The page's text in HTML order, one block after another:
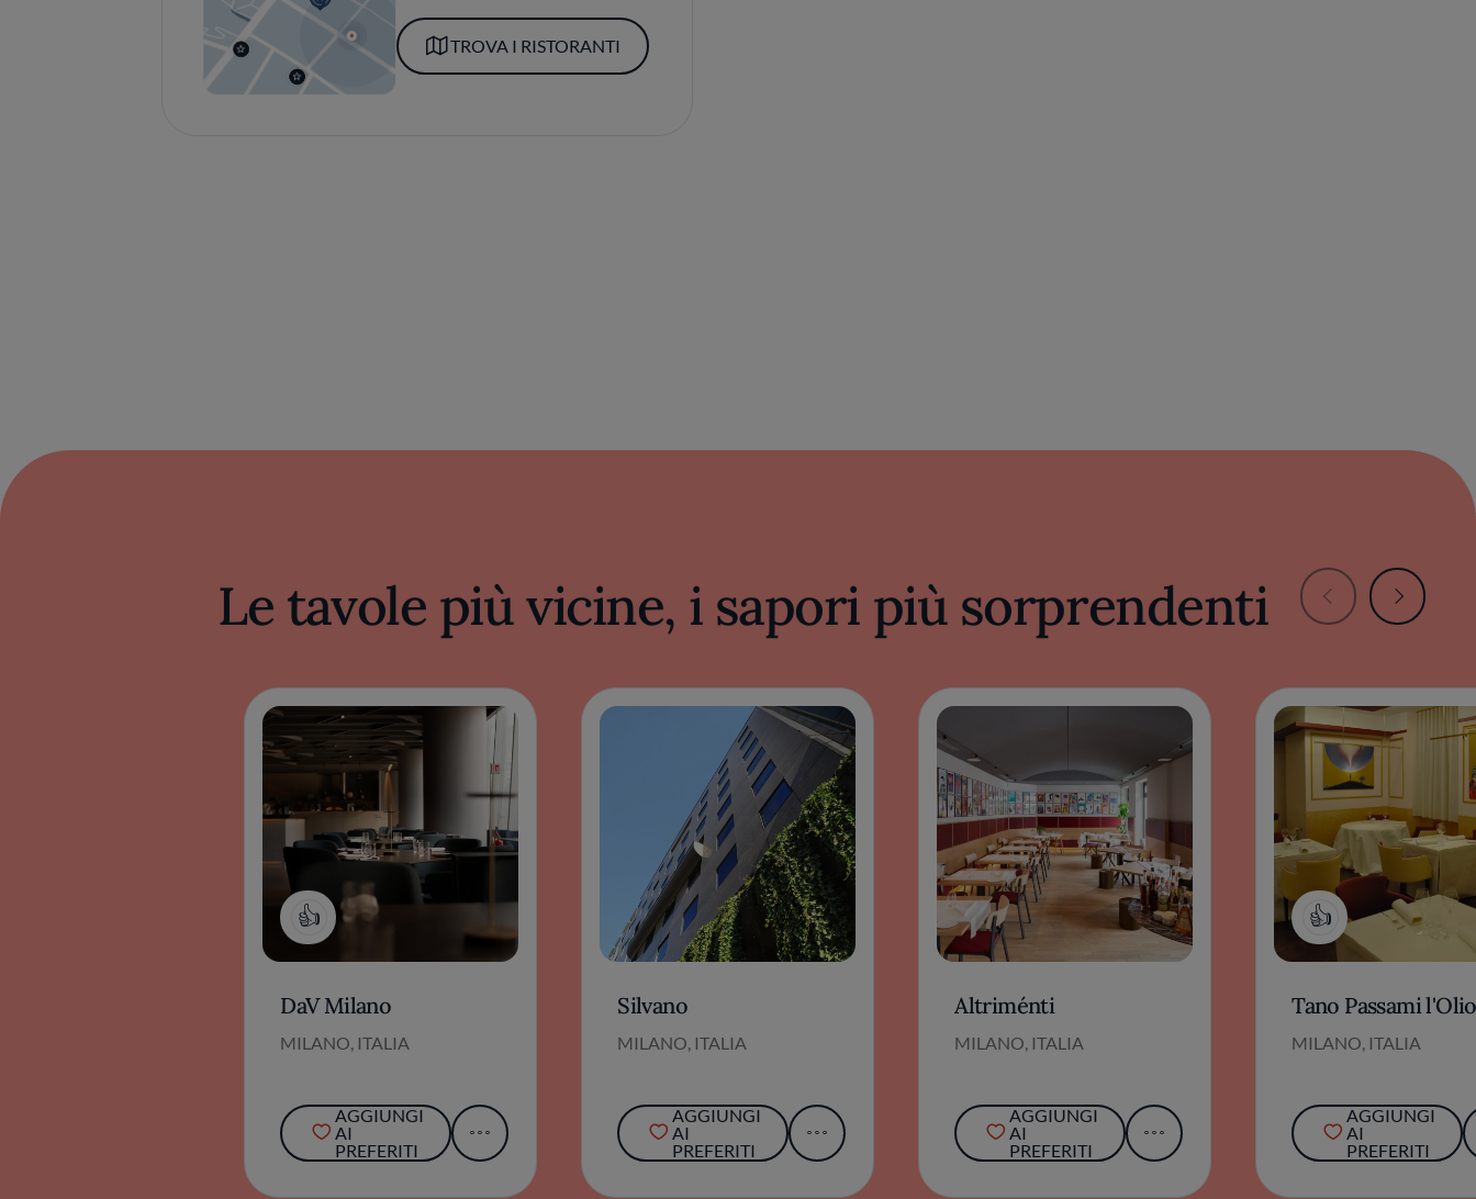
TROVA I RISTORANTI
Le tavole più vicine, i sapori più sorprendenti
1
DaV Milano
MILANO, ITALIA
AGGIUNGI
AI
PREFERITI
Silvano
MILANO, ITALIA
AGGIUNGI
AI
PREFERITI
Altriménti
MILANO, ITALIA
AGGIUNGI
AI
PREFERITI
1
Tano Passami l'Olio
MILANO, ITALIA
AGGIUNGI
AI
PREFERITI